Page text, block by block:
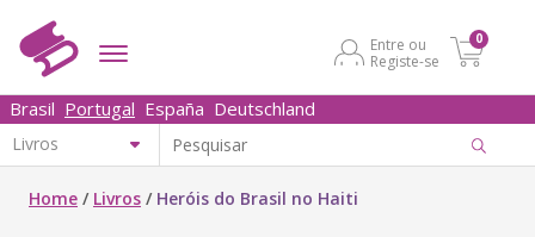
Entre ou
Registe-se
0
Brasil Portugal España Deutschland
Home / Livros / Heróis do Brasil no Haiti